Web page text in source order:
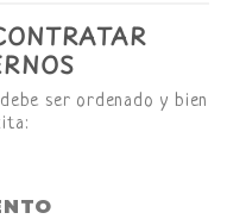
debe ser ordenado y bien